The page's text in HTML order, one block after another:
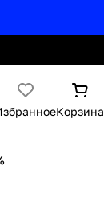
Корзина